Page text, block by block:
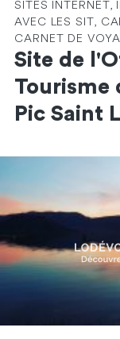
SITES INTERNET,
AVEC LES SIT,
CARNET DE
Site de
Tourisme
Pic Saint